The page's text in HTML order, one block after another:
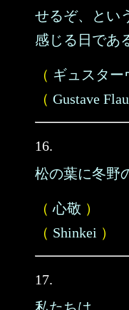
せるぞ、とい
感じる日であ
（ ギュスタ
（ Gustave
16.
松の葉に冬野
（心敬 ）
（ Shinkei ）
17.